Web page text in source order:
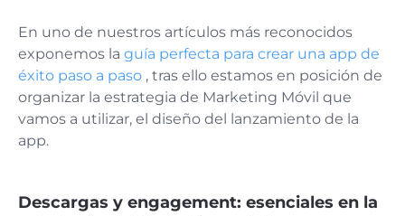
En uno de nuestros artículos más reconocidos
exponemos la guía perfecta para crear una app de
éxito paso a paso , tras ello estamos en posición de
organizar la estrategia de Marketing Móvil que
vamos a utilizar, el diseño del lanzamiento de la
app.
Descargas y engagement: esenciales en la